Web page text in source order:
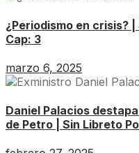
¿Periodismo en crisis?
Cap: 3
marzo 6, 2025
Daniel Palacios
de Petro | Sin Libreto